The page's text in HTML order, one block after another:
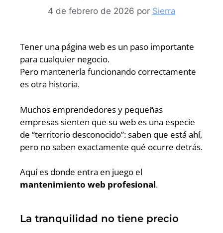
4 de febrero de 2026 por Sierra
Tener una página web es un paso importante
para cualquier negocio.
Pero mantenerla funcionando correctamente
es otra historia.
Muchos emprendedores y pequeñas
empresas sienten que su web es una especie
de “territorio desconocido”: saben que está ahí,
pero no saben exactamente qué ocurre detrás.
Aquí es donde entra en juego el
mantenimiento web profesional.
La tranquilidad no tiene precio